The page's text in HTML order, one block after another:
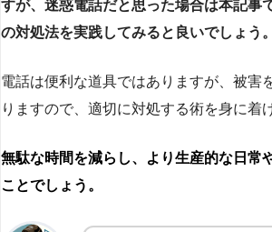
すが、迷惑電話だと思った場合は本記事
の対処法を実践してみると良いでしょう。
電話は便利な道具ではありますが、被害
りますので、適切に対処する術を身に着
無駄な時間を減らし、より生産的な日常
ことでしょう。